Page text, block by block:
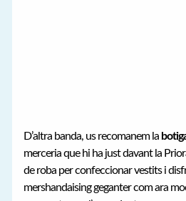
D’altra banda, us recomanem la
merceria que hi ha just davant la
de roba per confeccionar vestits i
mershandaising geganter com ara